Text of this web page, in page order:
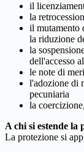
il
la
il mutamento
la riduzione
la
dell'accesso
le note di
l'adozione di
pecuniaria
la
A chi si estende la
La protezione si